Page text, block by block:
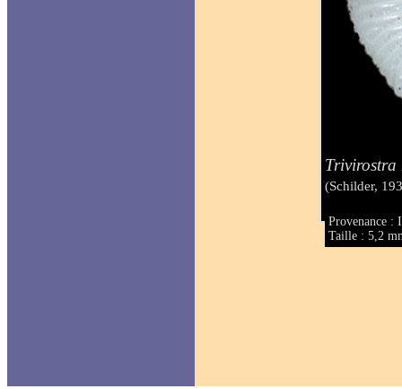
Trivirostra
(Schilder,
Provenance :
Taille : 5,2